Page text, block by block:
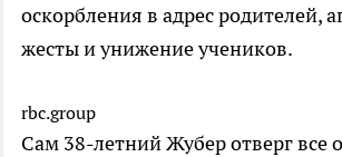
оскорбления в адрес родителей,
жесты и унижение учеников.
rbc.group
Сам 38-летний Жубер отверг все